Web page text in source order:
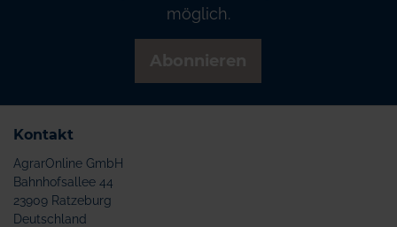
möglich.
Kontakt
AgrarOnline GmbH
Bahnhofsallee 44
23909 Ratzeburg
Deutschland